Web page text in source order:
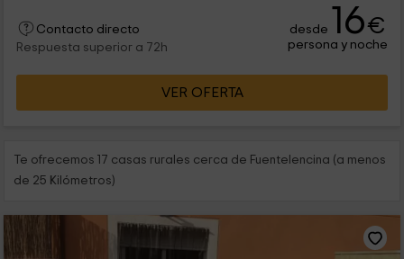
Contacto directo
Respuesta superior a 72h
desde 16€
persona y noche
VER OFERTA
Te ofrecemos 17 casas rurales cerca de Fuentelencina (a menos
de 25 Kilómetros)